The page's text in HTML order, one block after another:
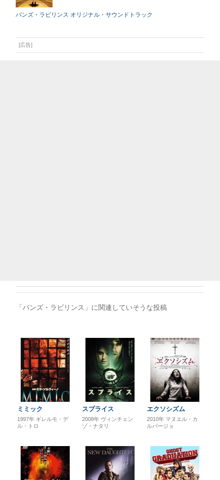
パンズ・ラビリンス オリジナル・サウンドトラック
[広告]
「パンズ・ラビリンス」に関連していそうな投稿
ミミック
1997年 ギレルモ・デ
ル・トロ
スプライス
2008年 ヴィンチェン
ゾ・ナタリ
エクソシズム
2010年 マヌエル・カ
ルバージョ